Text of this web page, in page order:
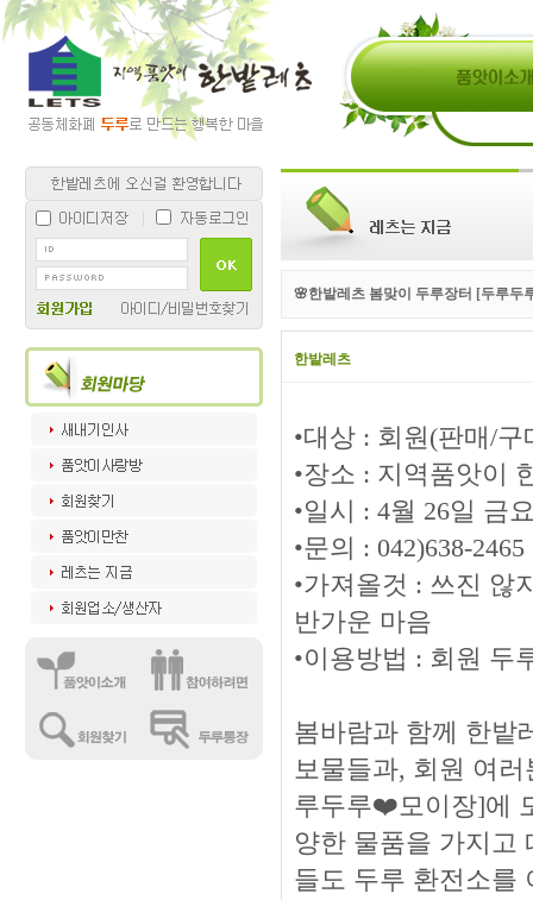
🌸한밭레츠 봄맞이 두루장터 [두루두
한밭레츠
•대상 : 회원(판매/
•장소 : 지역품앗이
•일시 : 4월 26일 금
•문의 : 042)638-2465
•가져올것 : 쓰진 않
반가운 마음
•이용방법 : 회원 두
봄바람과 함께 한밭
보물들과, 회원 여
루두루❤️모이장]에
양한 물품을 가지고
들도 두루 환전소를